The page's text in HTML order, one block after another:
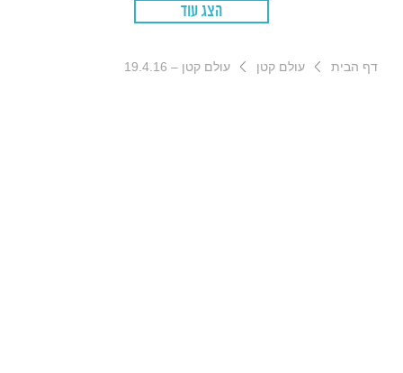
הצג עוד
דף הבית עולם קטן עולם קטן – 19.4.16